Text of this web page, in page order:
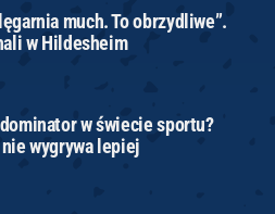
much. To obrzydliwe”.
w Hildesheim
w świecie sportu?
wygrywa lepiej